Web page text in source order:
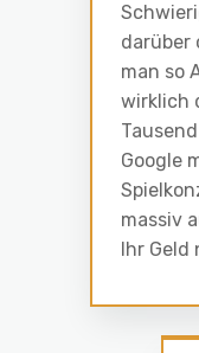
darüber
man so
wirklich
Google
massiv
Ihr